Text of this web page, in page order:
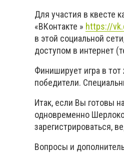
Для участия в квесте
«ВКонтакте » https://
в этой социальной
доступом в интернет
Финиширует игра в
победители.
Итак, если Вы готовы
одновременно
зарегистрироваться,
Вопросы и